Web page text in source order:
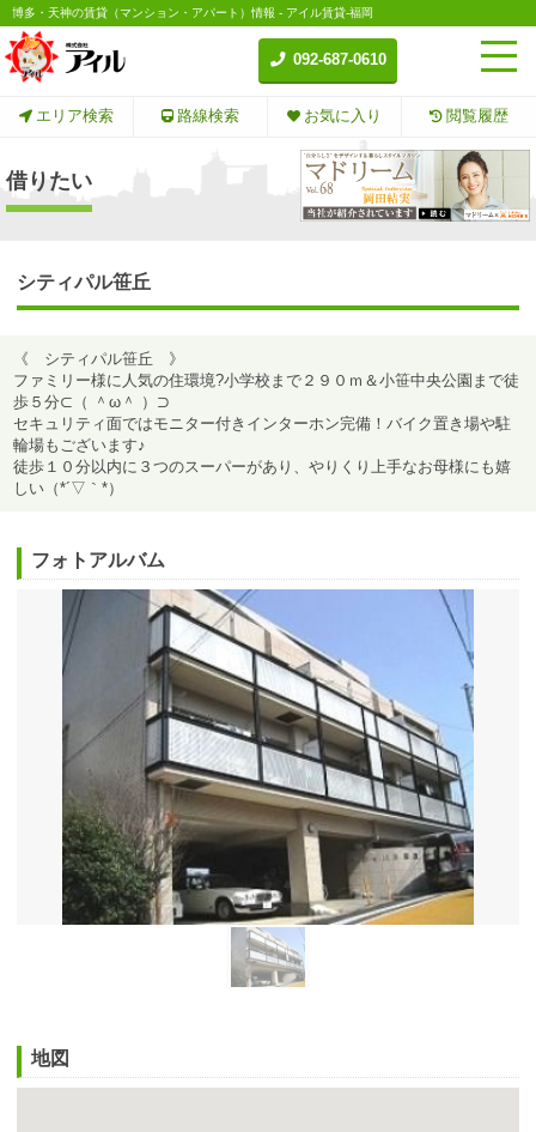
博多・天神の賃貸（マンション・アパート）情報 - アイル賃貸-福岡
092-687-0610
エリア検索 路線検索 お気に入り 閲覧履歴
借りたい
シティパル笹丘
《 シティパル笹丘 》
ファミリー様に人気の住環境?小学校まで２９０ｍ＆小笹中央公園まで徒
歩５分⊂（ ＾ω＾ ）⊃
セキュリティ面ではモニター付きインターホン完備！バイク置き場や駐
輪場もございます♪
徒歩１０分以内に３つのスーパーがあり、やりくり上手なお母様にも嬉
しい（*´▽｀*）
フォトアルバム
地図